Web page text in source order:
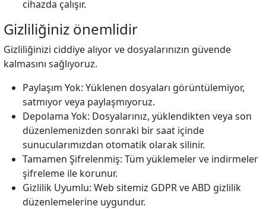
cihazda çalışır.
Gizliliğiniz önemlidir
Gizliliğinizi ciddiye alıyor ve dosyalarınızın güvende
kalmasını sağlıyoruz.
Paylaşım Yok: Yüklenen dosyaları görüntülemiyor,
satmıyor veya paylaşmıyoruz.
Depolama Yok: Dosyalarınız, yüklendikten veya son
düzenlemenizden sonraki bir saat içinde
sunucularımızdan otomatik olarak silinir.
Tamamen Şifrelenmiş: Tüm yüklemeler ve indirmeler
şifreleme ile korunur.
Gizlilik Uyumlu: Web sitemiz GDPR ve ABD gizlilik
düzenlemelerine uygundur.